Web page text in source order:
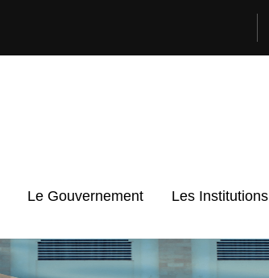
Le Gouvernement Les Institutions